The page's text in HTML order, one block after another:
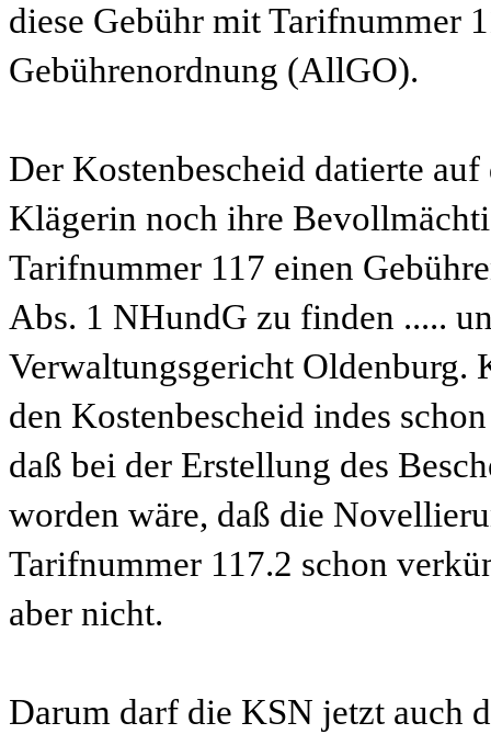
diese Gebühr mit Tarifnummer
Gebührenordnung (AllGO).
Der Kostenbescheid datierte
Klägerin noch ihre
Tarifnummer 117 einen
Abs. 1 NHundG zu finden .....
Verwaltungsgericht Oldenburg.
den Kostenbescheid indes
daß bei der Erstellung des
worden wäre, daß die
Tarifnummer 117.2 schon
aber nicht.
Darum darf die KSN jetzt auch